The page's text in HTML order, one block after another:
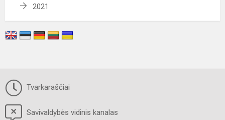
2021
Tvarkaraščiai
Savivaldybės vidinis kanalas